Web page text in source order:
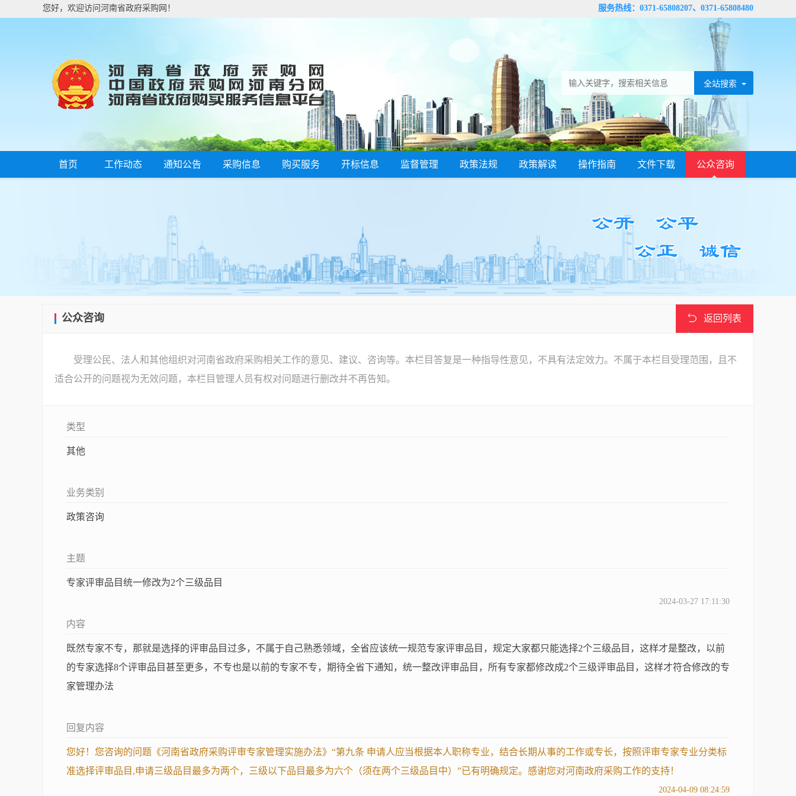
您好，欢迎访问河南省政府采购网！ 服务热线：0371-65808207、0371-65808480
首页 工作动态 通知公告 采购信息 购买服务 开标信息 监督管理 政策法规 政策解读 操作指南 文件下载 公众咨询
返回列表
公众咨询
受理公民、法人和其他组织对河南省政府采购相关工作的意见、建议、咨询等。本栏目答复是一种指导性意见，不具有法定效力。不属于本栏目受理范围，且不
适合公开的问题视为无效问题，本栏目管理人员有权对问题进行删改并不再告知。
类型
其他
业务类别
政策咨询
主题
专家评审品目统一修改为2个三级品目
2024-03-27 17:11:30
内容
既然专家不专，那就是选择的评审品目过多，不属于自己熟悉领域，全省应该统一规范专家评审品目，规定大家都只能选择2个三级品目，这样才是整改，以前
的专家选择8个评审品目甚至更多，不专也是以前的专家不专，期待全省下通知，统一整改评审品目，所有专家都修改成2个三级评审品目，这样才符合修改的专
家管理办法
回复内容
您好！您咨询的问题《河南省政府采购评审专家管理实施办法》“第九条 申请人应当根据本人职称专业，结合长期从事的工作或专长，按照评审专家专业分类标
准选择评审品目,申请三级品目最多为两个，三级以下品目最多为六个（须在两个三级品目中）”已有明确规定。感谢您对河南政府采购工作的支持！
2024-04-09 08:24:59